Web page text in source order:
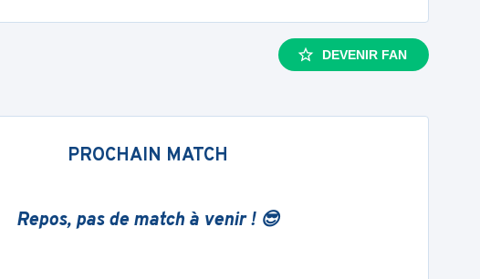
DEVENIR FAN
PROCHAIN MATCH
Repos, pas de match à venir ! 😎